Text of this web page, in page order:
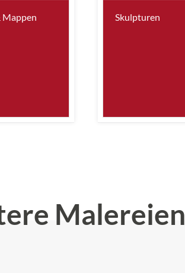
Mappen Skulpturen
Malereien